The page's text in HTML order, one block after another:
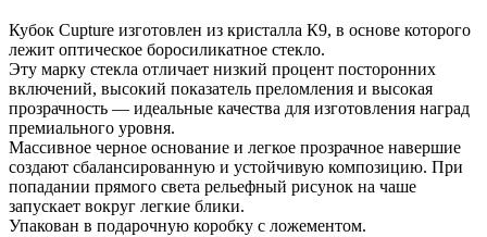
Кубок Cupture изготовлен из кристалла К9, в основе которого
лежит оптическое боросиликатное стекло.
Эту марку стекла отличает низкий процент посторонних
включений, высокий показатель преломления и высокая
прозрачность — идеальные качества для изготовления наград
премиального уровня.
Массивное черное основание и легкое прозрачное навершие
создают сбалансированную и устойчивую композицию. При
попадании прямого света рельефный рисунок на чаше
запускает вокруг легкие блики.
Упакован в подарочную коробку с ложементом.